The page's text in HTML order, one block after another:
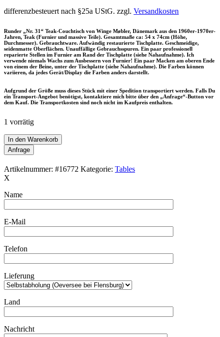
differenzbesteuert nach §25a UStG. zzgl. Versandkosten
Runder „Nr. 31“ Teak-Couchtisch von Winge Møbler, Dänemark aus den 1960er-1970er-
Jahren, Teak (Furnier und massive Teile). Gesamtmaße ca: 54 x 74cm (Höhe,
Durchmesser). Gebrauchtware. Aufwändig restaurierte Tischplatte. Geschmeidige,
seidenmatte Oberflächen. Unauffällige Gebrauchsspuren. Ein paar professionell
reparierte Stellen im Furnier am Rand der Tischplatte (siehe Nahaufnahme). Ich
verwende niemals Wachs zum Ausbessern von Furnier! Ein paar Macken am oberen Ende
von einem der Beine, unter der Tischplatte (siehe Nahaufnahme). Die Farben können
variieren, da jedes Gerät/Display die Farben anders darstellt.
Aufgrund der Größe muss dieses Stück mit einer Spedition transportiert werden. Falls Du
ein Transport-Angebot benötigst, kontaktiere mich bitte über den „Anfrage“-Button vor
dem Kauf. Die Transportkosten sind noch nicht im Kaufpreis enthalten.
1 vorrätig
Runder
Winge
Møbler
"Nr.
31"
Teak-
Couchtisch
/
Mid
Century
Danish
Modern
Design
/
60er-
Menge
In den Warenkorb
Anfrage
Artikelnummer: #16772 Kategorie: Tables
X
Name
E-Mail
Telefon
Lieferung
Land
Nachricht